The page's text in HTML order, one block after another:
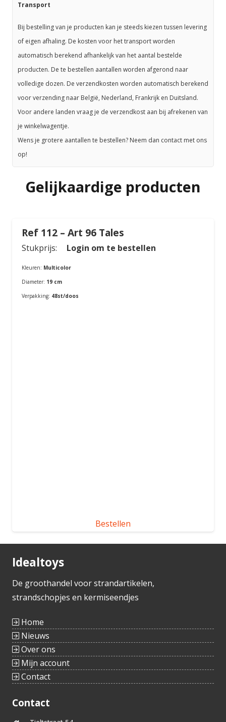
Transport
Bij bestelling van je producten kan je steeds kiezen tussen levering
of eigen afhaling. De kosten voor het transport worden
automatisch berekend afhankelijk van het aantal bestelde
producten. De te bestellen aantallen worden afgerond naar
volledige dozen. De verzendkosten worden automatisch berekend
voor verzending naar België, Nederland, Frankrijk en Duitsland.
Voor andere landen vraag je de verzendkost aan bij afrekenen van
je winkelwagentje.
Wens je grotere aantallen te bestellen? Neem dan contact met ons
op!
Gelijkaardige producten
Ref 112 – Art 96 Tales
Stukprijs: Login om te bestellen
Kleuren: Multicolor
Diameter: 19 cm
Verpakking: 48st/doos
Bestellen
Idealtoys
De groothandel voor strandartikelen,
strandschopjes en kermiseendjes
Home
Nieuws
Over ons
Mijn account
Contact
Contact